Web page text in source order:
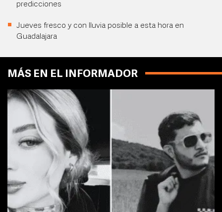
predicciones
Jueves fresco y con lluvia posible a esta hora en
Guadalajara
MÁS EN EL INFORMADOR